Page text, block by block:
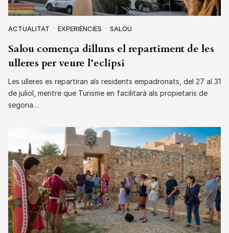
ACTUALITAT EXPERIÈNCIES SALOU
Salou comença dilluns el repartiment de les
ulleres per veure l’eclipsi
Les ulleres es repartiran als residents empadronats, del 27 al 31
de juliol, mentre que Turisme en facilitarà als propietaris de
segona…